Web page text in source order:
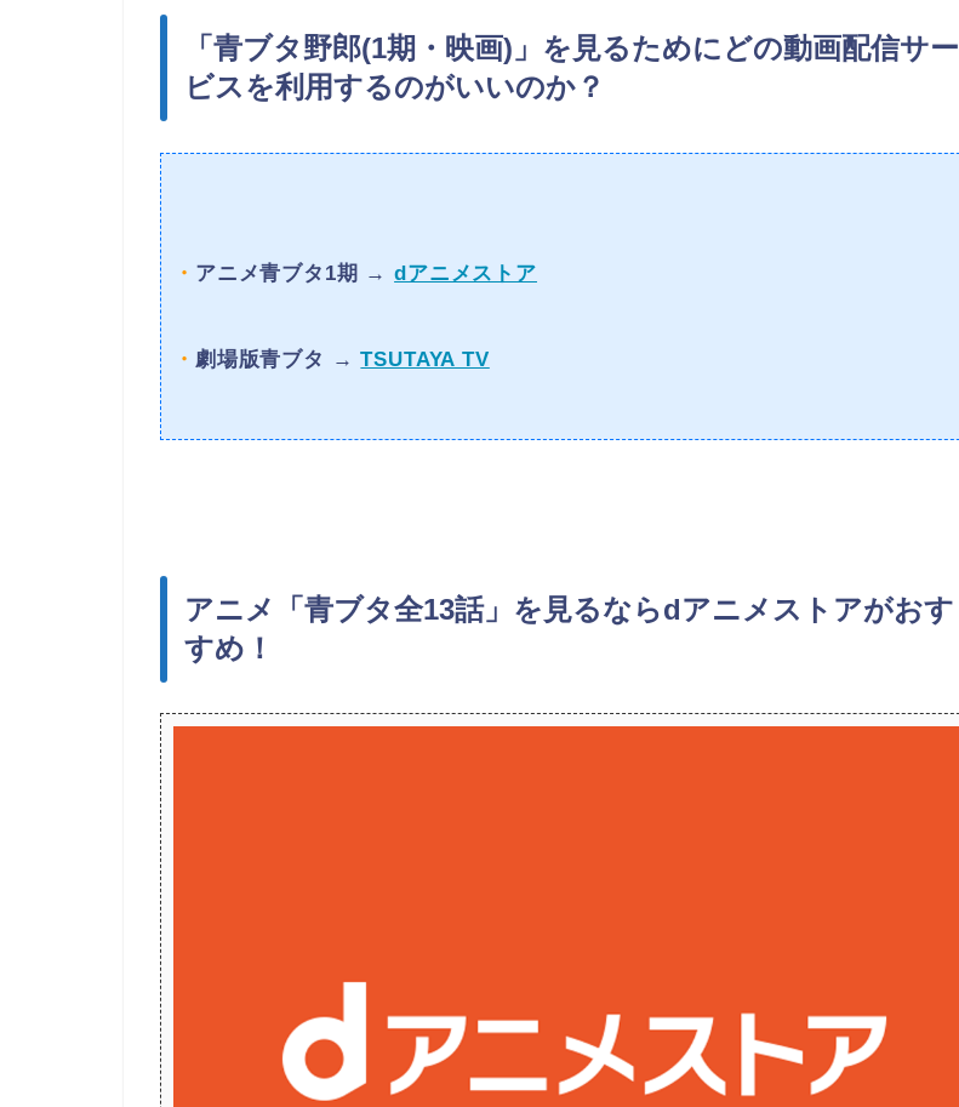
「青ブタ野郎(1期・映画)」を見るためにどの動画配信サー
ビスを利用するのがいいのか？
・ アニメ青ブタ1期 →dアニメストア
・ 劇場版青ブタ →TSUTAYA TV
アニメ「青ブタ全13話」を見るならdアニメストアがおす
すめ！